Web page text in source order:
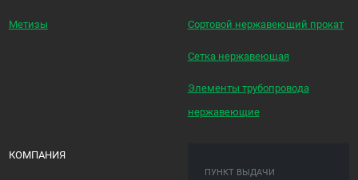
Метизы Сортовой нержавеющий прокат
Сетка нержавеющая
Элементы трубопровода
нержавеющие
КОМПАНИЯ
ПУНКТ ВЫДАЧИ